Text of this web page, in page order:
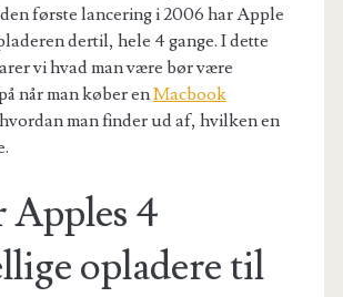
første lancering i 2006 har Apple
dertil, hele 4 gange. I dette
vi hvad man være bør være
når man køber enMacbook
man finder ud af, hvilken en
Apples 4
opladere til